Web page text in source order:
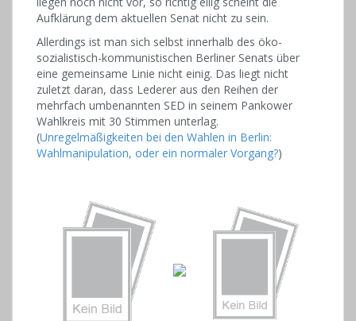
Aufklärung dem aktuellen Senat nicht zu sein.
Allerdings ist man sich selbst innerhalb des öko-
sozialistisch-kommunistischen Berliner Senats über
eine gemeinsame Linie nicht einig. Das liegt nicht
zuletzt daran, dass Lederer aus den Reihen der
mehrfach umbenannten SED in seinem Pankower
Wahlkreis mit 30 Stimmen unterlag.
(Unregelmäßigkeiten bei den Wahlen in Berlin:
Wahlmanipulation, oder ein normaler Vorgang?)